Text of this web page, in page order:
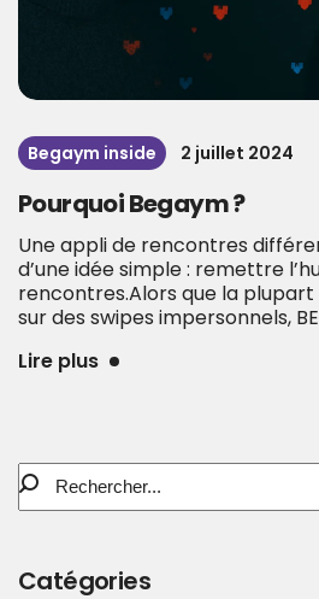
Begaym inside 2 juillet 2024
Pourquoi Begaym ?
Une appli de rencontres
d’une idée simple : remettre
rencontres.Alors que la
sur des swipes impersonnels,
Lire plus
Catégories